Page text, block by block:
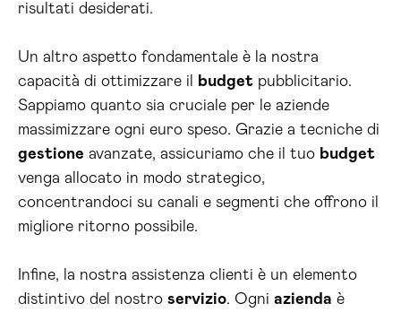
risultati desiderati.
Un altro aspetto fondamentale è la nostra
capacità di ottimizzare il
budget pubblicitario.
Sappiamo quanto sia cruciale per le aziende
massimizzare ogni euro speso. Grazie a tecniche di
gestione avanzate, assicuriamo che il tuo budget
venga allocato in modo strategico,
concentrandoci su canali e segmenti che offrono il
migliore ritorno possibile.
Infine, la nostra assistenza clienti è un elemento
distintivo del nostro servizio. Ogni azienda è